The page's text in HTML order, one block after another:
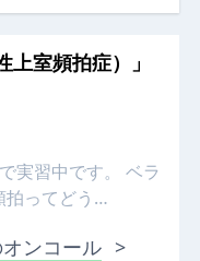
上室頻拍症）」
実習中です。 ベラ
拍ってどう…
ンコール >